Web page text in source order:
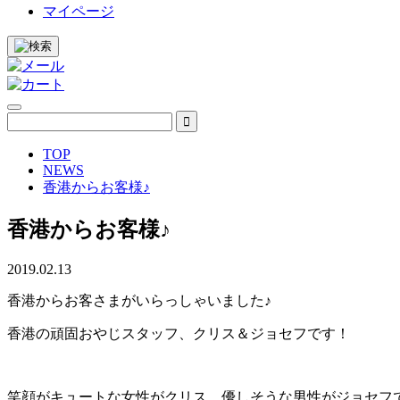
マイページ
TOP
NEWS
香港からお客様♪
香港からお客様♪
2019.02.13
香港からお客さまがいらっしゃいました♪
香港の頑固おやじスタッフ、クリス＆ジョセフです！
笑顔がキュートな女性がクリス。優しそうな男性がジョセフ